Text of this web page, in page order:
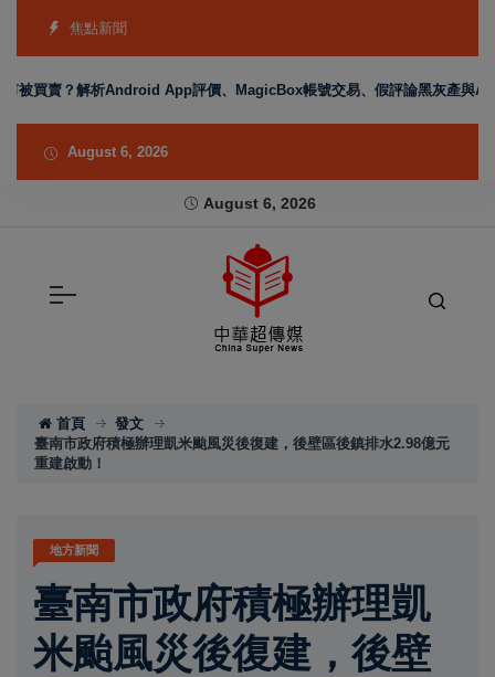
焦點新聞
賣？解析Android App評價、MagicBox帳號交易、假評論黑灰產與AI防刷
August 6, 2026
August 6, 2026
首頁
發文
臺南市政府積極辦理凱米颱風災後復建，後壁區後鎮排水2.98億元
重建啟動！
地方新聞
臺南市政府積極辦理凱
米颱風災後復建，後壁